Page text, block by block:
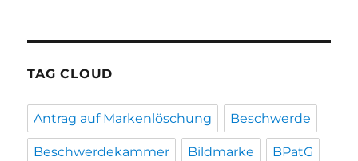
TAG CLOUD
Antrag auf Markenlöschung Beschwerde
Beschwerdekammer Bildmarke BPatG